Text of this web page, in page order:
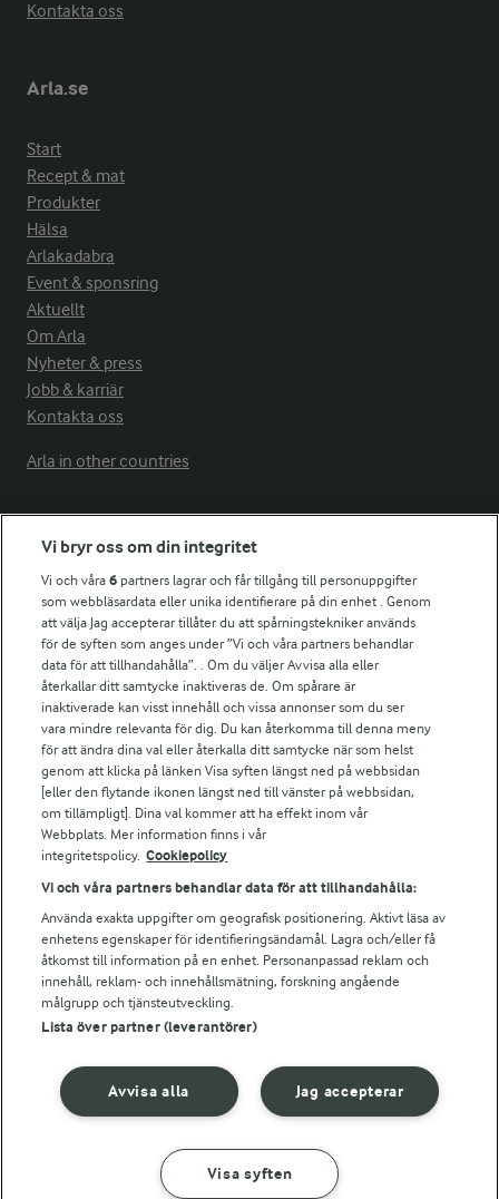
Kontakta oss
Arla.se
Start
Recept & mat
Produkter
Hälsa
Arlakadabra
Event & sponsring
Aktuellt
Om Arla
Nyheter & press
Jobb & karriär
Kontakta oss
Arla in other countries
Fler Arlasajter
För ägare
Arlas kundportal
Arla.com
Falbygdens Ost
Arla webbshop
Bildbank
Följ oss
© 2026 Arla Foods
Integritetspolicy
Vi bryr oss om din integritet
Vi och våra6 partners lagrar och får tillgång till personuppgifter
som webbläsardata eller unika identifierare på din enhet . Genom
att välja Jag accepterar tillåter du att spårningstekniker används
för de syften som anges under ”Vi och våra partners behandlar
data för att tillhandahålla”. . Om du väljer Avvisa alla eller
återkallar ditt samtycke inaktiveras de. Om spårare är
inaktiverade kan visst innehåll och vissa annonser som du ser
vara mindre relevanta för dig. Du kan återkomma till denna meny
för att ändra dina val eller återkalla ditt samtycke när som helst
genom att klicka på länken Visa syften längst ned på webbsidan
[eller den flytande ikonen längst ned till vänster på webbsidan,
om tillämpligt]. Dina val kommer att ha effekt inom vår
Webbplats. Mer information finns i vår
integritetspolicy. Cookiepolicy
Vi och våra partners behandlar data för att tillhandahålla:
Använda exakta uppgifter om geografisk positionering. Aktivt läsa av
enhetens egenskaper för identifieringsändamål. Lagra och/eller få
åtkomst till information på en enhet. Personanpassad reklam och
innehåll, reklam- och innehållsmätning, forskning angående
målgrupp och tjänsteutveckling.
Lista över partner (leverantörer)
Jag accepterar
Avvisa alla
Visa syften